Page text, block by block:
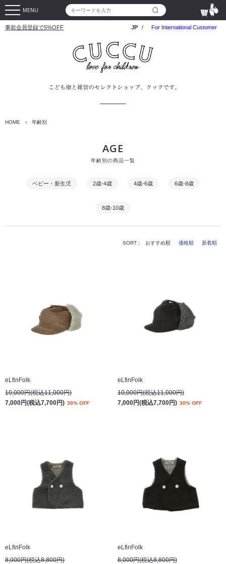
MENU
事前会員登録で5%OFF JP / For International Customer
HOME › 年齢別
AGE
年齢別の商品一覧
ベビー・新生児 2歳-4歳 4歳-6歳 6歳-8歳
8歳-10歳
SORT : おすすめ順 価格順 新着順
eLfinFolk
10,000円(税込11,000円)
7,000円(税込7,700円) 30% OFF
eLfinFolk
10,000円(税込11,000円)
7,000円(税込7,700円) 30% OFF
eLfinFolk
8,000円(税込8,800円)
eLfinFolk
8,000円(税込8,800円)